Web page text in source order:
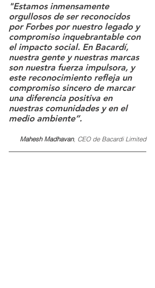
"Estamos inmensamente
orgullosos de ser reconocidos
por Forbes por nuestro legado y
compromiso inquebrantable con
el impacto social. En Bacardí,
nuestra gente y nuestras marcas
son nuestra fuerza impulsora, y
este reconocimiento refleja un
compromiso sincero de marcar
una diferencia positiva en
nuestras comunidades y en el
medio ambiente”.
Mahesh Madhavan, CEO de Bacardi Limited